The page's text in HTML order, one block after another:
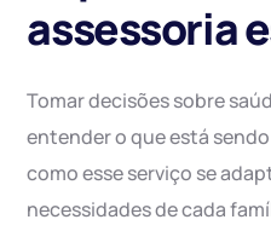
assessoria
Tomar decisões sobre
entender o que está
como esse serviço se
necessidades de cada